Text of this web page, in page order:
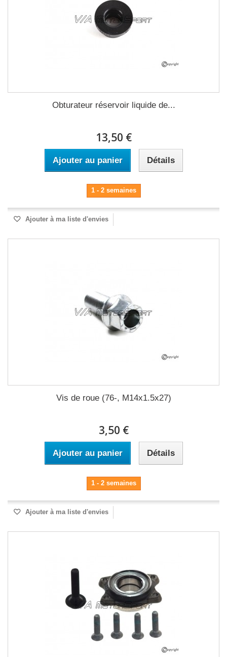
Obturateur réservoir liquide de...
13,50 €
Ajouter au panier Détails
1 - 2 semaines
Ajouter à ma liste d'envies
Vis de roue (76-, M14x1.5x27)
3,50 €
Ajouter au panier Détails
1 - 2 semaines
Ajouter à ma liste d'envies